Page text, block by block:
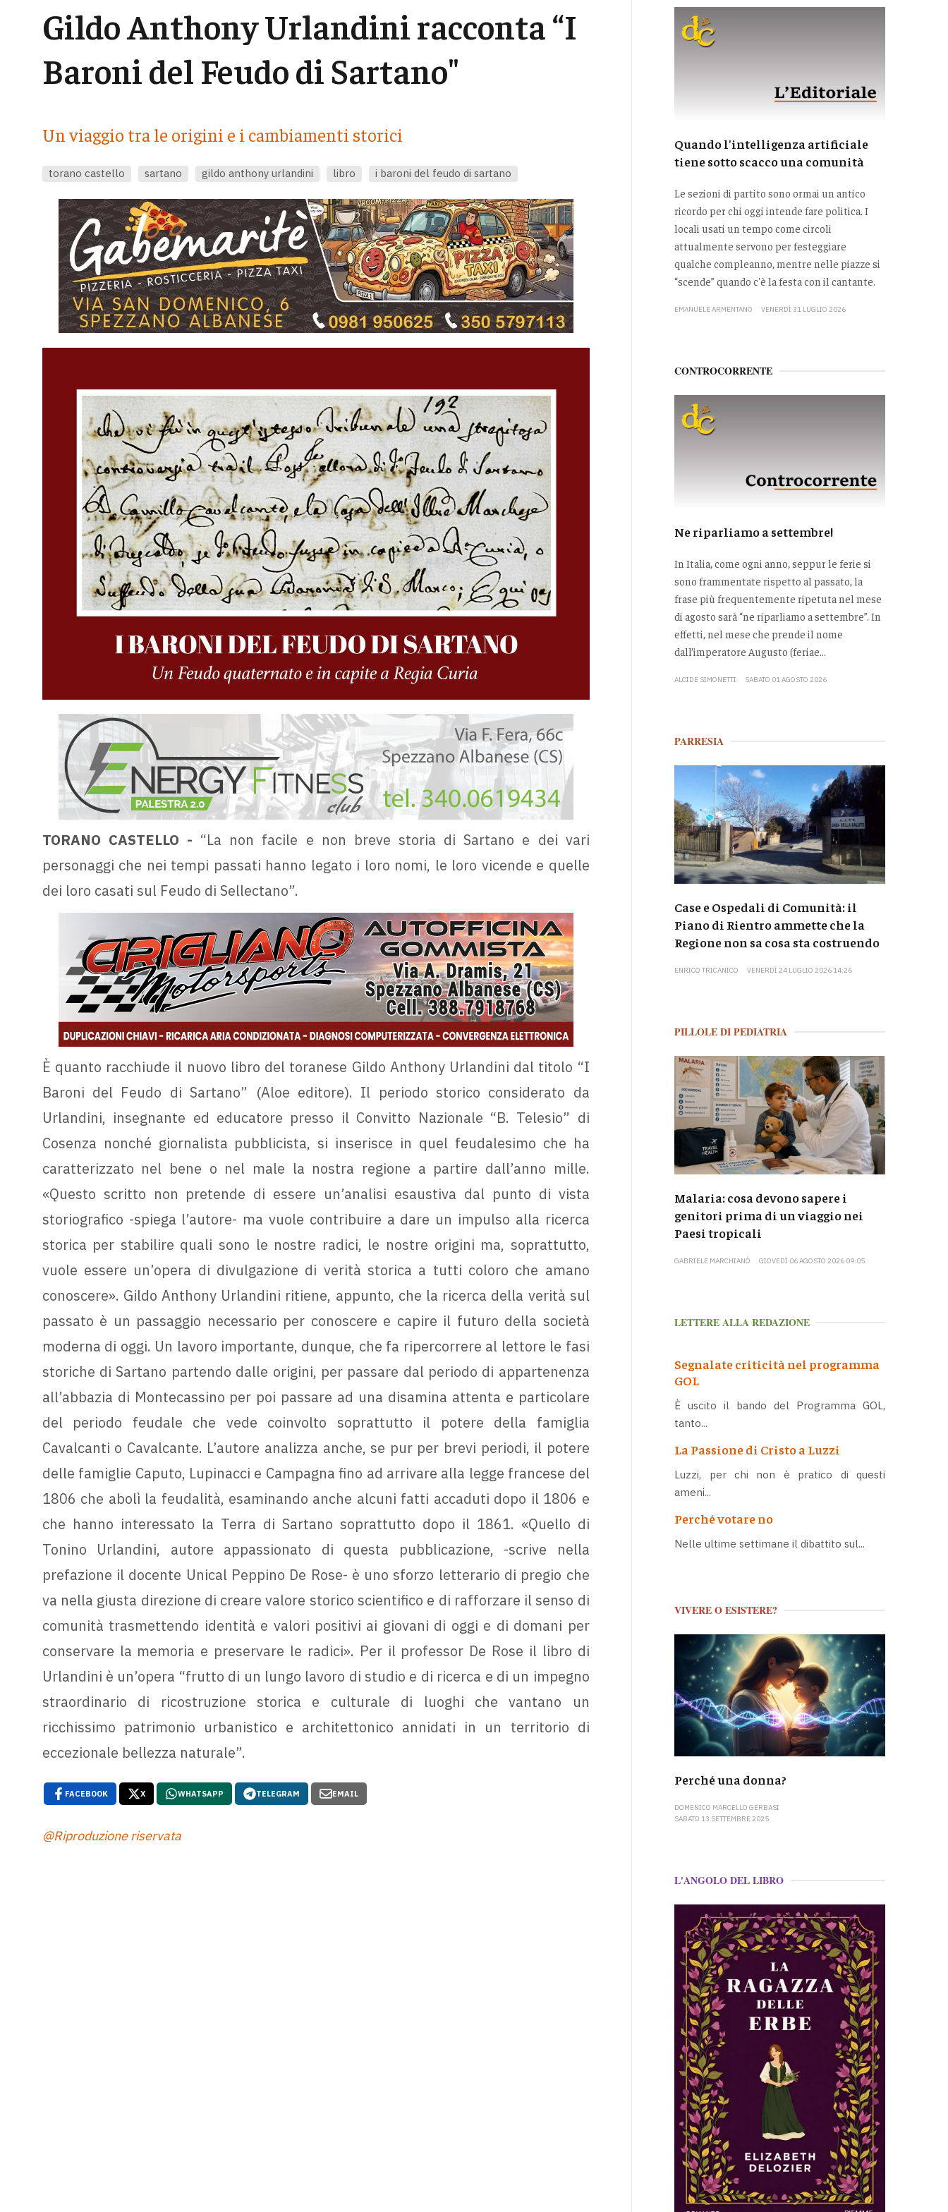
Gildo Anthony Urlandini racconta “I
Baroni del Feudo di Sartano"
Un viaggio tra le origini e i cambiamenti storici
torano castello sartano gildo anthony urlandini libro i baroni del feudo di sartano
TORANO CASTELLO - “La non facile e non breve storia di Sartano e dei vari
personaggi che nei tempi passati hanno legato i loro nomi, le loro vicende e quelle
dei loro casati sul Feudo di Sellectano”.
È quanto racchiude il nuovo libro del toranese Gildo Anthony Urlandini dal titolo “I
Baroni del Feudo di Sartano” (Aloe editore). Il periodo storico considerato da
Urlandini, insegnante ed educatore presso il Convitto Nazionale “B. Telesio” di
Cosenza nonché giornalista pubblicista, si inserisce in quel feudalesimo che ha
caratterizzato nel bene o nel male la nostra regione a partire dall’anno mille.
«Questo scritto non pretende di essere un’analisi esaustiva dal punto di vista
storiografico -spiega l’autore- ma vuole contribuire a dare un impulso alla ricerca
storica per stabilire quali sono le nostre radici, le nostre origini ma, soprattutto,
vuole essere un’opera di divulgazione di verità storica a tutti coloro che amano
conoscere». Gildo Anthony Urlandini ritiene, appunto, che la ricerca della verità sul
passato è un passaggio necessario per conoscere e capire il futuro della società
moderna di oggi. Un lavoro importante, dunque, che fa ripercorrere al lettore le fasi
storiche di Sartano partendo dalle origini, per passare dal periodo di appartenenza
all’abbazia di Montecassino per poi passare ad una disamina attenta e particolare
del periodo feudale che vede coinvolto soprattutto il potere della famiglia
Cavalcanti o Cavalcante. L’autore analizza anche, se pur per brevi periodi, il potere
delle famiglie Caputo, Lupinacci e Campagna fino ad arrivare alla legge francese del
1806 che abolì la feudalità, esaminando anche alcuni fatti accaduti dopo il 1806 e
che hanno interessato la Terra di Sartano soprattutto dopo il 1861. «Quello di
Tonino Urlandini, autore appassionato di questa pubblicazione, -scrive nella
prefazione il docente Unical Peppino De Rose- è uno sforzo letterario di pregio che
va nella giusta direzione di creare valore storico scientifico e di rafforzare il senso di
comunità trasmettendo identità e valori positivi ai giovani di oggi e di domani per
conservare la memoria e preservare le radici». Per il professor De Rose il libro di
Urlandini è un’opera “frutto di un lungo lavoro di studio e di ricerca e di un impegno
straordinario di ricostruzione storica e culturale di luoghi che vantano un
ricchissimo patrimonio urbanistico e architettonico annidati in un territorio di
eccezionale bellezza naturale”.
FACEBOOK X WHATSAPP TELEGRAM EMAIL
@Riproduzione riservata
Quando l'intelligenza artificiale
tiene sotto scacco una comunità
Le sezioni di partito sono ormai un antico
ricordo per chi oggi intende fare politica. I
locali usati un tempo come circoli
attualmente servono per festeggiare
qualche compleanno, mentre nelle piazze si
“scende” quando c'è la festa con il cantante.
EMANUELE ARMENTANO VENERDÌ 31 LUGLIO 2026
CONTROCORRENTE
Ne riparliamo a settembre!
In Italia, come ogni anno, seppur le ferie si
sono frammentate rispetto al passato, la
frase più frequentemente ripetuta nel mese
di agosto sarà “ne riparliamo a settembre”. In
effetti, nel mese che prende il nome
dall’imperatore Augusto (feriae...
ALCIDE SIMONETTI SABATO 01 AGOSTO 2026
PARRESIA
Case e Ospedali di Comunità: il
Piano di Rientro ammette che la
Regione non sa cosa sta costruendo
ENRICO TRICANICO VENERDÌ 24 LUGLIO 2026 14:26
PILLOLE DI PEDIATRIA
Malaria: cosa devono sapere i
genitori prima di un viaggio nei
Paesi tropicali
GABRIELE MARCHIANÒ GIOVEDÌ 06 AGOSTO 2026 09:05
LETTERE ALLA REDAZIONE
Segnalate criticità nel programma
GOL
È uscito il bando del Programma GOL,
tanto...
La Passione di Cristo a Luzzi
Luzzi, per chi non è pratico di questi
ameni...
Perché votare no
Nelle ultime settimane il dibattito sul...
VIVERE O ESISTERE?
Perché una donna?
DOMENICO MARCELLO GERBASI
SABATO 13 SETTEMBRE 2025
L'ANGOLO DEL LIBRO